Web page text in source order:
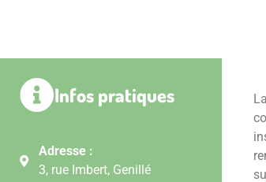
Infos pratiques
Adresse :
3, rue Imbert, Genillé